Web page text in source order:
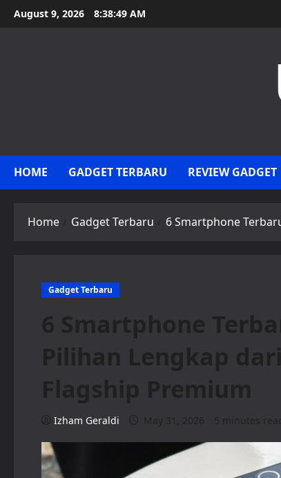
Skip
to
August 9, 2026 8:38:50 AM
HOME GADGET TERBARU REVIEW GADGET
Home Gadget Terbaru 6 Smartphone
Gadget Terbaru
6 Smartphone
Pilihan Lengkap
Flagship Premium
Izham Geraldi May 31, 2026 5 minutes